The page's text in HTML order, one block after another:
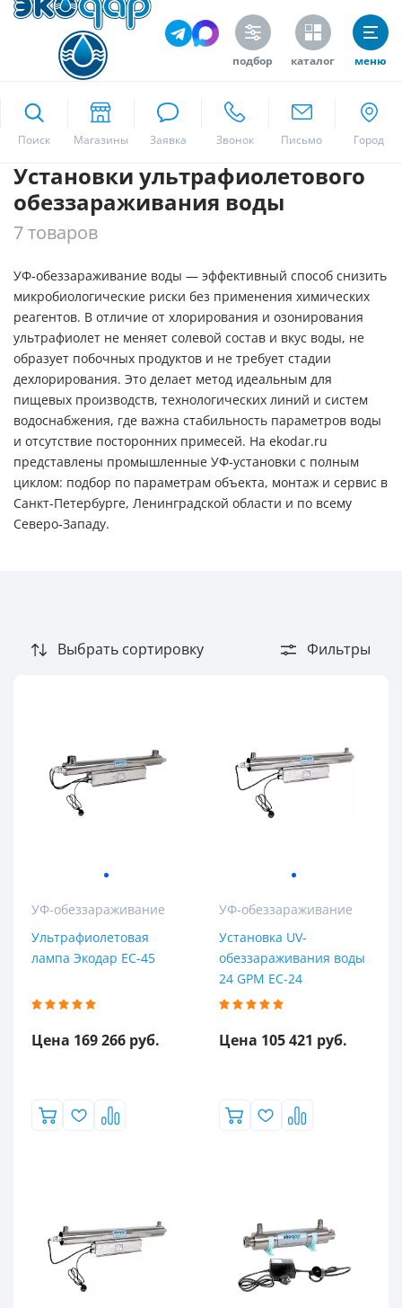
подбор каталог меню
Поиск
Москва
Установки ультрафиолетового
обеззараживания воды
7 товаров
УФ‑обеззараживание воды — эффективный способ снизить
микробиологические риски без применения химических
реагентов. В отличие от хлорирования и озонирования
ультрафиолет не меняет солевой состав и вкус воды, не
образует побочных продуктов и не требует стадии
дехлорирования. Это делает метод идеальным для
пищевых производств, технологических линий и систем
водоснабжения, где важна стабильность параметров воды
и отсутствие посторонних примесей. На ekodar.ru
представлены промышленные УФ‑установки с полным
циклом: подбор по параметрам объекта, монтаж и сервис в
Санкт‑Петербурге, Ленинградской области и по всему
Северо‑Западу.
Выбрать сортировку Фильтры
Цена
Экодар
Высота
Ширина
Длина
УФ-обеззараживание
Ультрафиолетовая
лампа Экодар EC-45
Цена 169 266 руб.
УФ-обеззараживание
Установка UV-
обеззараживания воды
24 GPM EC-24
Цена 105 421 руб.